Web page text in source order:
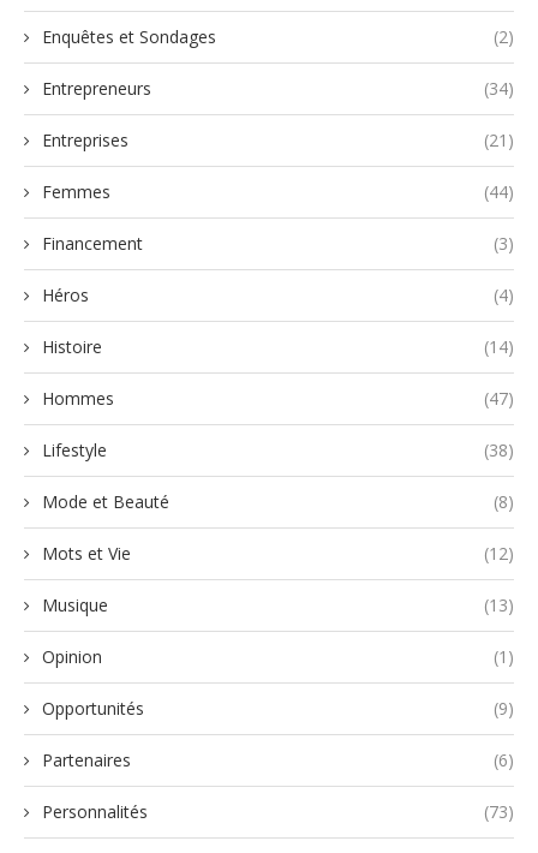
Enquêtes et Sondages (2)
Entrepreneurs (34)
Entreprises (21)
Femmes (44)
Financement (3)
Héros (4)
Histoire (14)
Hommes (47)
Lifestyle (38)
Mode et Beauté (8)
Mots et Vie (12)
Musique (13)
Opinion (1)
Opportunités (9)
Partenaires (6)
Personnalités (73)